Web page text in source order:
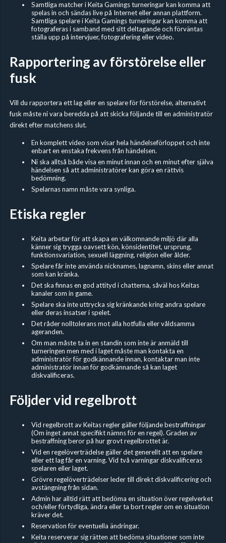
Samtliga matcher i Keita Gamings turneringar kan komma att
spelas in och sändas live på Internet eller annan plattform.
Samtliga spelare i Keita Gamings turneringar kan komma att
fotograferas i samband med sitt deltagande och förväntas
ställa upp på intervjuer, fotografering eller video.
Rapportering av förstörelse eller
fusk
Vill du rapportera ett lag eller en spelare för förstörelse, alternativt
fusk måste ni vara beredda på att skicka följande till en administratör
direkt efter matchens slut.
En komplett video som visar hela händelseförloppet och inte
enbart en enstaka frekvens från händelsen.
Ni ska alltså både visa en minut innan och en minut efter själva
händelsen så att administratörer kan göra en rättvis
bedömning.
Spelarnas namn måste vara synliga.
Etiska regler
Keita arbetar för att skapa en välkomnande miljö där alla
känner sig trygga oavsett kön, könsidentitet, ursprung,
funktionsvariation, sexuell läggning, religion eller ålder.
Spelare får inte använda nicknames, lagnamn, skins eller annat
som kan kränka.
Det ska finnas en god attityd i chatterna, såväl hos Keitas
kanaler som in game.
Spelare ska inte uttrycka sig kränkande kring andra spelare
eller deras insatser i spelet.
Det råder nolltolerans mot alla hotfulla eller våldsamma
ageranden.
Om man måste ta in en standin som inte är anmäld till
turneringen men med i laget måste man kontakta en
administratör för godkännande innan, kontaktar man inte
administratör innan för godkännande så kan laget
diskvalificeras.
Följder vid regelbrott
Vid regelbrott av Keitas regler gäller följande bestraffningar
(Om inget annat specifikt nämns för en regel). Graden av
bestraffning beror på hur grovt regelbrottet är.
Vid en regelöverträdelse gäller det generellt att en spelare
eller ett lag får en varning. Vid två varningar diskvalificeras
spelaren eller laget.
Grövre regelöverträdelser leder till direkt diskvalificering och
avstängning från sidan.
Admin har alltid rätt att bedöma en situation över regelverket
och/eller förtydliga, ändra eller ta bort regler om en situation
kräver det.
Reservation för eventuella ändringar.
Keita reserverar sig rätten att bedöma situationer som inte